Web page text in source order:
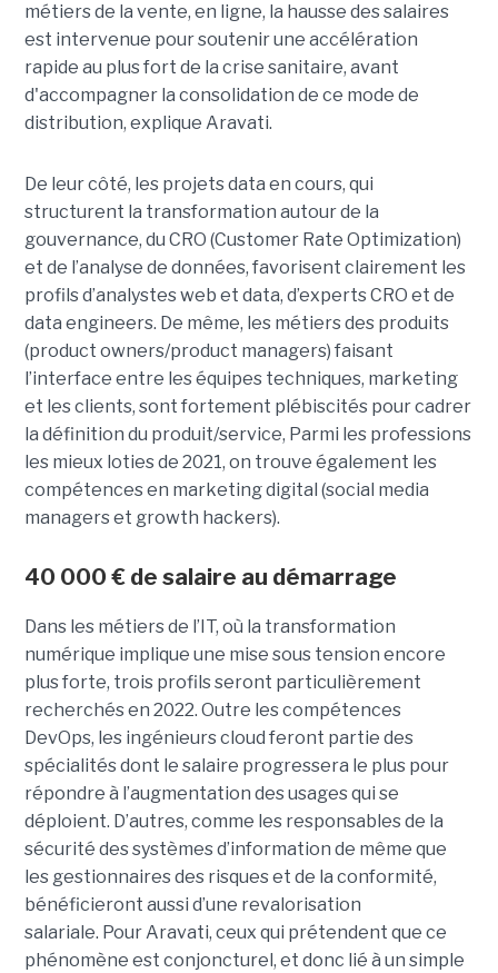
métiers de la vente, en ligne, la hausse des salaires
est intervenue pour soutenir une accélération
rapide au plus fort de la crise sanitaire, avant
d'accompagner la consolidation de ce mode de
distribution, explique Aravati.
De leur côté, les projets data en cours, qui
structurent la transformation autour de la
gouvernance, du CRO (Customer Rate Optimization)
et de l’analyse de données, favorisent clairement les
profils d’analystes web et data, d’experts CRO et de
data engineers. De même, les métiers des produits
(product owners/product managers) faisant
l’interface entre les équipes techniques, marketing
et les clients, sont fortement plébiscités pour cadrer
la définition du produit/service, Parmi les professions
les mieux loties de 2021, on trouve également les
compétences en marketing digital (social media
managers et growth hackers).
40 000 € de salaire au démarrage
Dans les métiers de l’IT, où la transformation
numérique implique une mise sous tension encore
plus forte, trois profils seront particulièrement
recherchés en 2022. Outre les compétences
DevOps, les ingénieurs cloud feront partie des
spécialités dont le salaire progressera le plus pour
répondre à l’augmentation des usages qui se
déploient. D’autres, comme les responsables de la
sécurité des systèmes d’information de même que
les gestionnaires des risques et de la conformité,
bénéficieront aussi d’une revalorisation
salariale. Pour Aravati, ceux qui prétendent que ce
phénomène est conjoncturel, et donc lié à un simple